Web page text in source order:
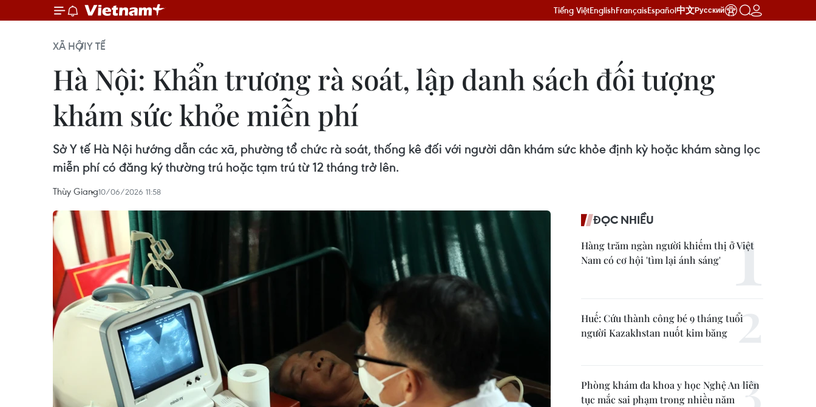
Tiếng ViệtEnglishFrançaisEspañol中文Русский
XÃ HỘIY TẾ
Hà Nội: Khẩn trương rà soát, lập danh sách đối tượng
khám sức khỏe miễn phí
Sở Y tế Hà Nội hướng dẫn các xã, phường tổ chức rà soát, thống kê đối với người dân khám sức khỏe định kỳ hoặc khám sàng lọc
miễn phí có đăng ký thường trú hoặc tạm trú từ 12 tháng trở lên.
Thùy Giang10/06/2026 11:58
ĐỌC NHIỀU
Hàng trăm ngàn người khiếm thị ở Việt
Nam có cơ hội 'tìm lại ánh sáng'
Huế: Cứu thành công bé 9 tháng tuổi
người Kazakhstan nuốt kim băng
Phòng khám đa khoa y học Nghệ An liên
tục mắc sai phạm trong nhiều năm